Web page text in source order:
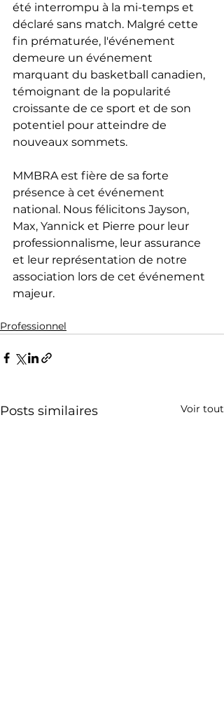
été interrompu à la mi-temps et
déclaré sans match. Malgré cette
fin prématurée, l'événement
demeure un événement
marquant du basketball canadien,
témoignant de la popularité
croissante de ce sport et de son
potentiel pour atteindre de
nouveaux sommets.
MMBRA est fière de sa forte
présence à cet événement
national. Nous félicitons Jayson,
Max, Yannick et Pierre pour leur
professionnalisme, leur assurance
et leur représentation de notre
association lors de cet événement
majeur.
Professionnel
Posts similaires Voir tout